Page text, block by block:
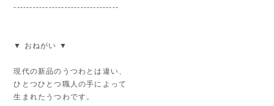
---------------------------------
▼ おねがい ▼
現代の新品のうつわとは違い、
ひとつひとつ職人の手によって
生まれたうつわです。